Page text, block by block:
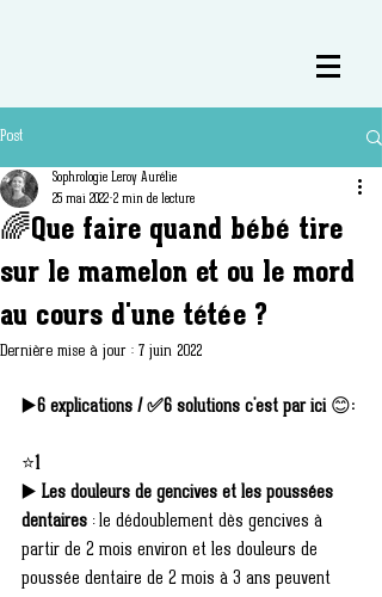
Post
🌈Que faire quand bébé tire
sur le mamelon et ou le mord
au cours d'une tétée ?
Sophrologie Leroy Aurélie
25 mai 2022 2 min de lecture
Dernière mise à jour : 7 juin 2022
▶️6 explications / ✅6 solutions c'est par ici 😊:
⭐1
▶️ Les douleurs de gencives et les poussées
dentaires : le dédoublement dès gencives à
partir de 2 mois environ et les douleurs de
poussée dentaire de 2 mois à 3 ans peuvent